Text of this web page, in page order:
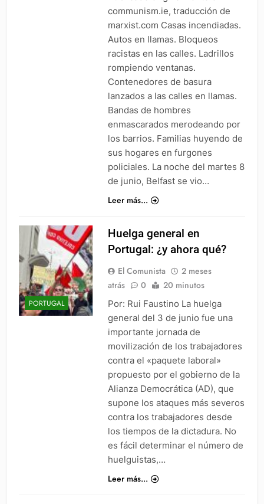
communism.ie, traducción de
marxist.com Casas incendiadas.
Autos en llamas. Bloqueos
racistas en las calles. Ladrillos
rompiendo ventanas.
Contenedores de basura
lanzados a las calles en llamas.
Bandas de hombres
enmascarados merodeando por
los barrios. Familias huyendo de
sus hogares en furgones
policiales. La noche del martes 8
de junio, Belfast se vio…
Leer más...
PORTUGAL
Huelga general en
Portugal: ¿y ahora qué?
El Comunista
2 meses
atrás
0 20 minutos
Por: Rui Faustino La huelga
general del 3 de junio fue una
importante jornada de
movilización de los trabajadores
contra el «paquete laboral»
propuesto por el gobierno de la
Alianza Democrática (AD), que
supone los ataques más severos
contra los trabajadores desde
los tiempos de la dictadura. No
es fácil determinar el número de
huelguistas,…
Leer más...